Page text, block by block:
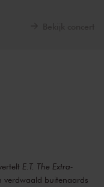
E.T. The Extra-
verdwaald buitenaards